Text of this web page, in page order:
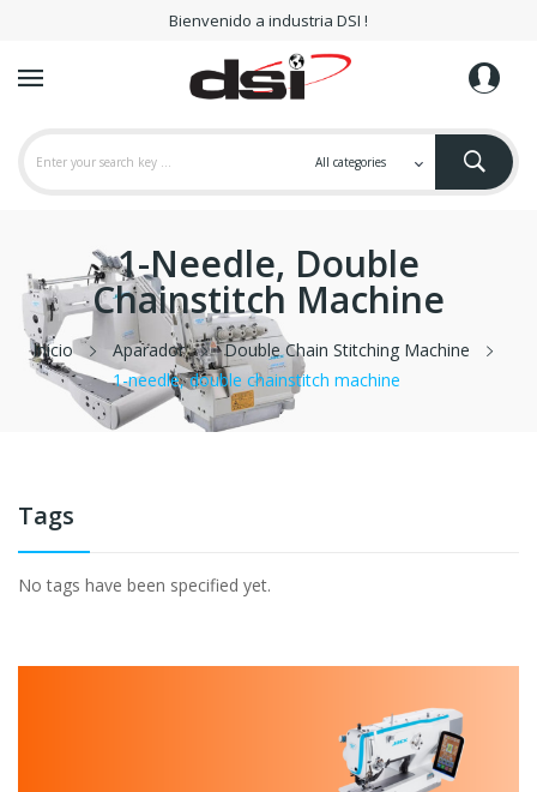
Bienvenido a industria DSI !
1-Needle, Double
Chainstitch Machine
Inicio Aparador
Double Chain Stitching Machine
1-needle, double chainstitch machine
Tags
No tags have been specified yet.